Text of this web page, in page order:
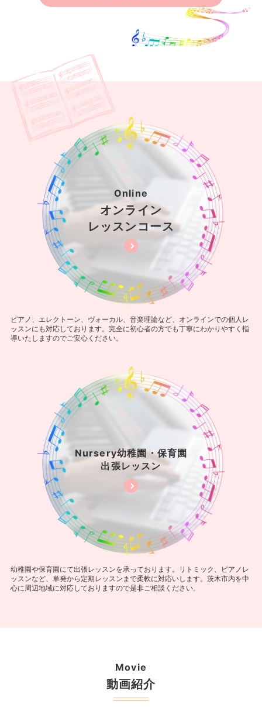
Online
オンライン
レッスンコース
ピアノ、エレクトーン、ヴォーカル、音楽理論など、オンラインでの個人レ
ッスンにも対応しております。完全に初心者の方でも丁寧にわかりやすく指
導いたしますのでご安心ください。
Nursery幼稚園・保育園
出張レッスン
幼稚園や保育園にて出張レッスンを承っております。リトミック、ピアノレ
ッスンなど、単発から定期レッスンまで柔軟に対応いします。茨木市内を中
心に周辺地域に対応しておりますので是非ご相談ください。
Movie
動画紹介